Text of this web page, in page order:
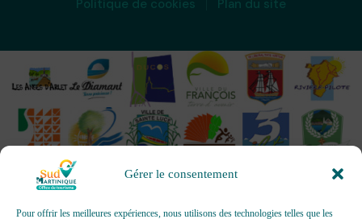
Gérer le consentement
Pour offrir les meilleures expériences, nous utilisons des technologies telles que les
Politique de cookies
Plan du site